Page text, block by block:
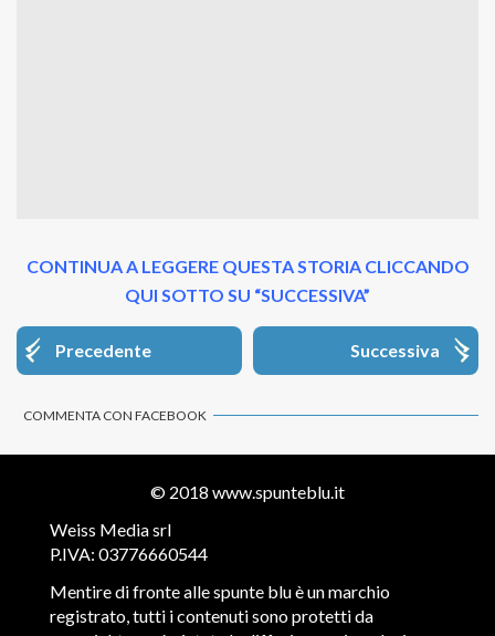
CONTINUA A LEGGERE QUESTA STORIA CLICCANDO
QUI SOTTO SU “SUCCESSIVA”
Precedente Successiva
COMMENTA CON FACEBOOK
© 2018 www.spunteblu.it
Weiss Media srl
P.IVA: 03776660544
Mentire di fronte alle spunte blu è un marchio
registrato, tutti i contenuti sono protetti da